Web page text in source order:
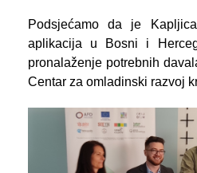
Podsjećamo da je
aplikacija u Bosni i
pronalaženje potrebnih
Centar za omladinski razvoj